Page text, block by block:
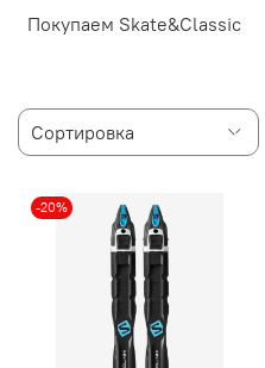
Покупаем Skate&Classic
-20%